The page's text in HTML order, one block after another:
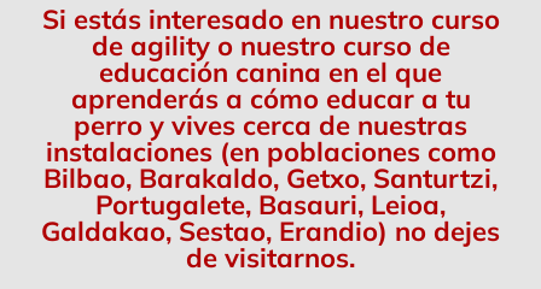
Si estás interesado en nuestro curso
de agility o nuestro curso de
educación canina en el que
aprenderás a cómo educar a tu
perro y vives cerca de nuestras
instalaciones (en poblaciones como
Bilbao, Barakaldo, Getxo, Santurtzi,
Portugalete, Basauri, Leioa,
Galdakao, Sestao, Erandio) no dejes
de visitarnos.